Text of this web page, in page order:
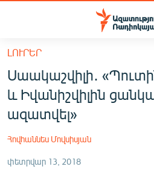
Մատչելիության
հիմնական
բովանդակությանը
Անցնել
հիմնական
մենյուին
ՀԱՅԱՍՏԱՆ
ՔԱՂԱՔԱԿԱՆ
ԼՈՒՐԵՐ
Սաակաշվիլի․
և Իվանիշվիլին
ազատվել»
Հովհաննես Մովսիսյան
փետրվար 13, 2018